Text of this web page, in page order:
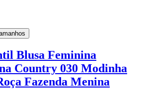
Blusa Feminina
Country 030 Modinha
Fazenda Menina